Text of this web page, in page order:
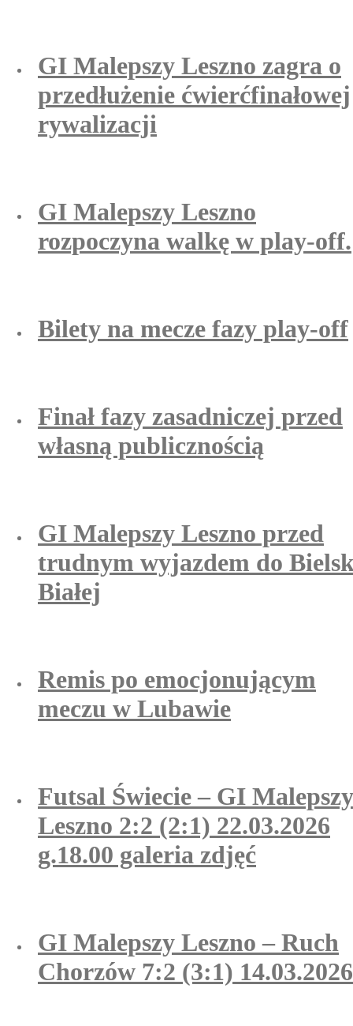
GI Malepszy Leszno zagra o
przedłużenie ćwierćfinałowej
rywalizacji
GI Malepszy Leszno
rozpoczyna walkę w play-off.
Bilety na mecze fazy play-off
Finał fazy zasadniczej przed
własną publicznością
GI Malepszy Leszno przed
trudnym wyjazdem do
Białej
Remis po emocjonującym
meczu w Lubawie
Futsal Świecie – GI Malepszy
Leszno 2:2 (2:1) 22.03.2026
g.18.00 galeria zdjęć
GI Malepszy Leszno – Ruch
Chorzów 7:2 (3:1) 14.03.2026